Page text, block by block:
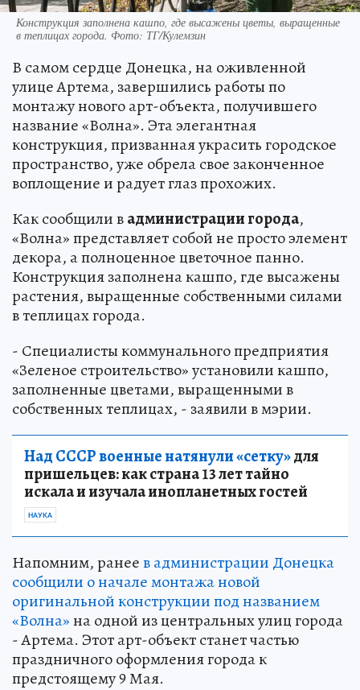
Конструкция заполнена кашпо, где высажены цветы, выращенные
в теплицах города. Фото: ТГ/Кулемзин
В самом сердце Донецка, на оживленной
улице Артема, завершились работы по
монтажу нового арт-объекта, получившего
название «Волна». Эта элегантная
конструкция, призванная украсить городское
пространство, уже обрела свое законченное
воплощение и радует глаз прохожих.
Как сообщили вадминистрации города,
«Волна» представляет собой не просто элемент
декора, а полноценное цветочное панно.
Конструкция заполнена кашпо, где высажены
растения, выращенные собственными силами
в теплицах города.
- Специалисты коммунального предприятия
«Зеленое строительство» установили кашпо,
заполненные цветами, выращенными в
собственных теплицах, - заявили в мэрии.
Над СССР военные натянули «сетку»для
пришельцев: как страна 13 лет тайно
искала и изучала инопланетных гостей
НАУКА
Напомним, ранеев администрации Донецка
сообщили о начале монтажа новой
оригинальной конструкции под названием
«Волна»на одной из центральных улиц города
- Артема. Этот арт-объект станет частью
праздничного оформления города к
предстоящему 9 Мая.